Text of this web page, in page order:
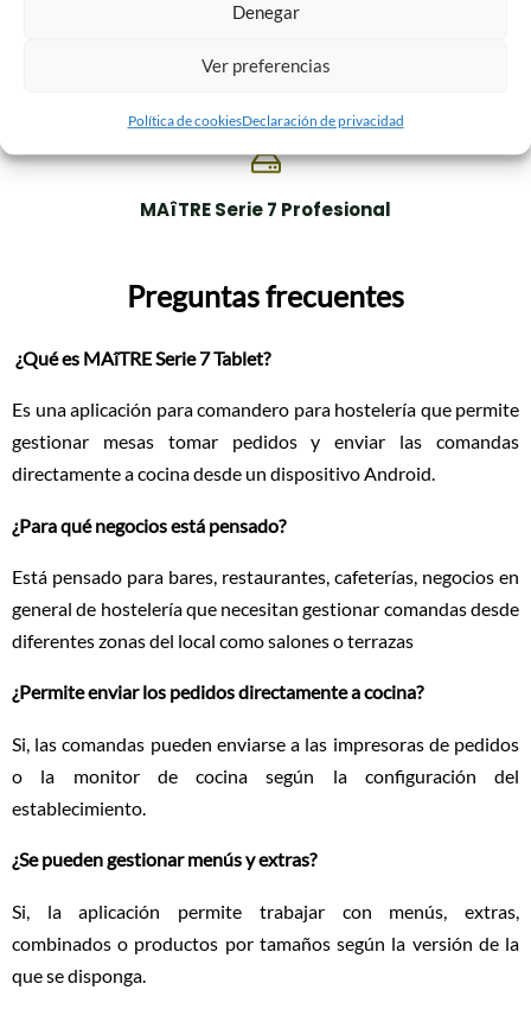
Denegar
Ver preferencias
Política de cookiesDeclaración de privacidad
MAîTRE Serie 6 Profesional
MAîTRE Serie 7 CR +
MAîTRE Serie 7 Profesional
Preguntas frecuentes
¿Qué es MAîTRE Serie 7 Tablet?
Es una aplicación para comandero para hostelería que permite
gestionar mesas tomar pedidos y enviar las comandas
directamente a cocina desde un dispositivo Android.
¿Para qué negocios está pensado?
Está pensado para bares, restaurantes, cafeterías, negocios en
general de hostelería que necesitan gestionar comandas desde
diferentes zonas del local como salones o terrazas
¿Permite enviar los pedidos directamente a cocina?
Si, las comandas pueden enviarse a las impresoras de pedidos
o la monitor de cocina según la configuración del
establecimiento.
¿Se pueden gestionar menús y extras?
Si, la aplicación permite trabajar con menús, extras,
combinados o productos por tamaños según la versión de la
que se disponga.